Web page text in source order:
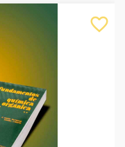
favorite_border